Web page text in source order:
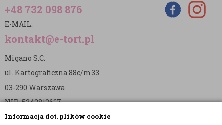
Informacja dot. plików cookie
+48 732 098 876
E-MAIL:
kontakt@e-tort.pl
Migano S.C.
ul. Kartograficzna 88c/m33
03-290 Warszawa
NIP: 5242813637
REGON: 365874905